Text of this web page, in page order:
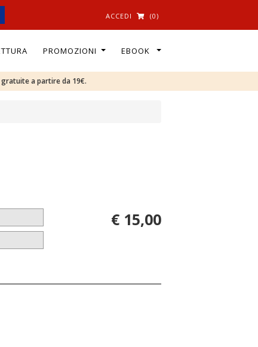
ACCEDI (0)
PROMOZIONI EBOOK
a partire da 19€.
€ 15,00